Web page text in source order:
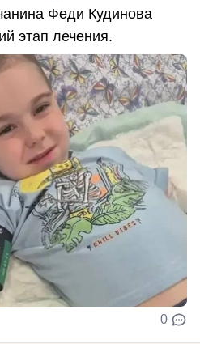
Феди Кудинова
этап лечения.
0